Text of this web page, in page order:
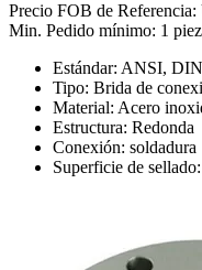
Precio FOB de
Min. Pedido mínimo: 1
Estándar: ANSI,
Tipo: Brida de
Material: Acero
Estructura: Redonda
Conexión: soldadura
Superficie de